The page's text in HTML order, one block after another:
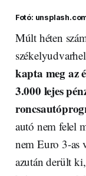
Fotó:
Múlt héten
kapta meg az
3.000 lejes
autó nem felel
nem Euro 3-as
azután derült